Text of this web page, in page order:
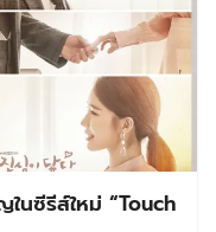
นซีรีส์ใหม่ “Touch